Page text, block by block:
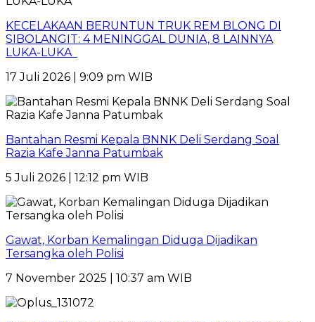
KECELAKAAN BERUNTUN TRUK REM BLONG DI
SIBOLANGIT: 4 MENINGGAL DUNIA, 8 LAINNYA
LUKA-LUKA
17 Juli 2026 | 9:09 pm WIB
Bantahan Resmi Kepala BNNK Deli Serdang Soal
Razia Kafe Janna Patumbak
5 Juli 2026 | 12:12 pm WIB
Gawat, Korban Kemalingan Diduga Dijadikan
Tersangka oleh Polisi
7 November 2025 | 10:37 am WIB